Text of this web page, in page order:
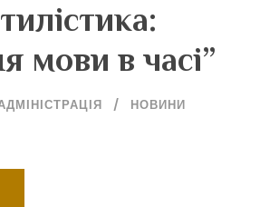
мови в часі”
НОВИНИ